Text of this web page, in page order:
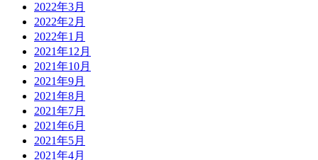
2022年3月
2022年2月
2022年1月
2021年12月
2021年10月
2021年9月
2021年8月
2021年7月
2021年6月
2021年5月
2021年4月